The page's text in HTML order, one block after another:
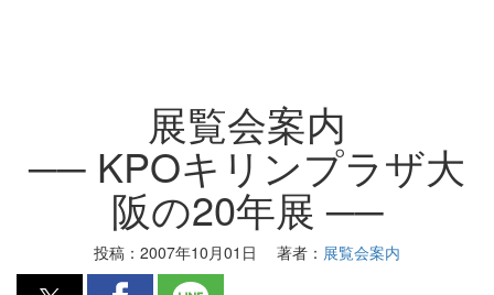
展覧会案内
── KPOキリンプラザ大
阪の20年展 ──
投稿： 2007年10月01日 著者： 展覧会案内